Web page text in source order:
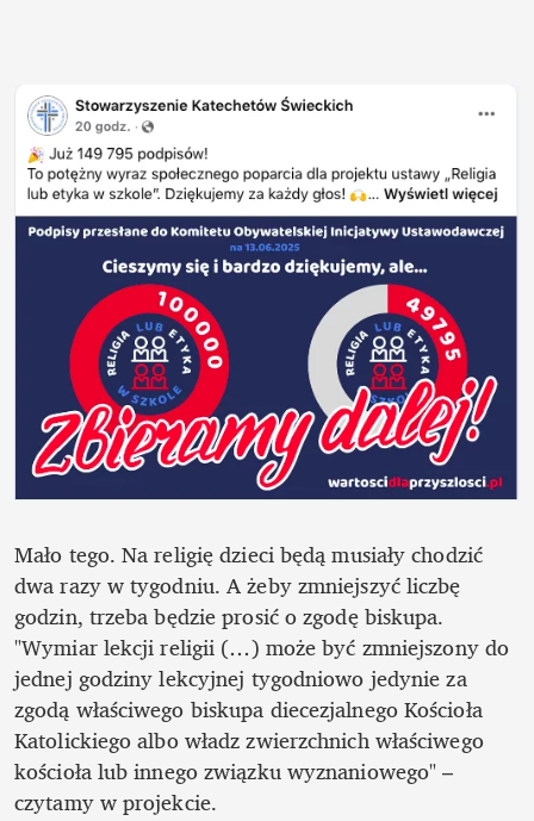
Mało tego. Na religię dzieci będą musiały chodzić
dwa razy w tygodniu. A żeby zmniejszyć liczbę
godzin, trzeba będzie prosić o zgodę biskupa.
"Wymiar lekcji religii (…) może być zmniejszony do
jednej godziny lekcyjnej tygodniowo jedynie za
zgodą właściwego biskupa diecezjalnego Kościoła
Katolickiego albo władz zwierzchnich właściwego
kościoła lub innego związku wyznaniowego" –
czytamy w projekcie.